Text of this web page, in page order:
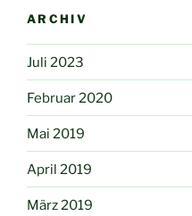
ARCHIV
Juli 2023
Februar 2020
Mai 2019
April 2019
März 2019